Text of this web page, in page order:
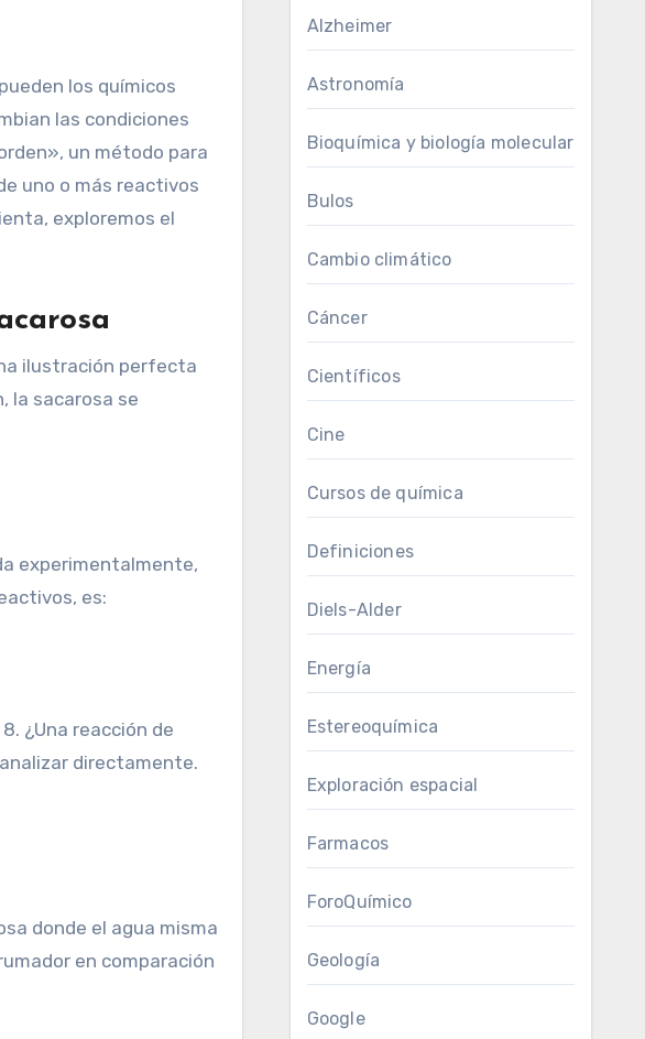
los químicos
las condiciones
un método para
uno o más reactivos
exploremos el
ilustración perfecta
la sacarosa se
experimentalmente,
es:
¿Una reacción de
directamente.
donde el agua misma
en comparación
Alzheimer
Astronomía
Bioquímica y biología molecular
Bulos
Cambio climático
Cáncer
Científicos
Cine
Cursos de química
Definiciones
Diels-Alder
Energía
Estereoquímica
Exploración espacial
Farmacos
ForoQuímico
Geología
Google